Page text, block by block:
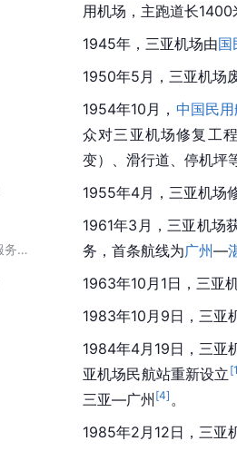
2024年民用机场服务质量评价结果
用机场，主跑道长
1945年，三亚机场由国
1950年5月，三亚机场
1954年10月， 中国民
众对三亚机场修复工
变）、滑行道、停机坪
1955年4月，三亚机场
1961年3月，三亚机场
务，首条航线为广州—
1963年10月1日，三亚
1983年10月9日，三亚
1984年4月19日，三亚
亚机场民航站重新设立 [
三亚—广州 [4] 。
1985年2月12日，三